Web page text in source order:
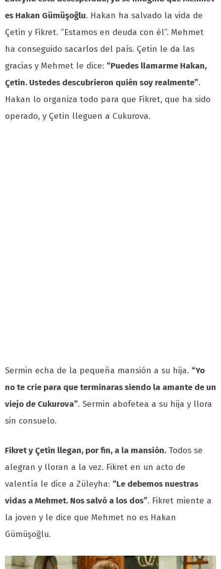
es Hakan Gümüşoğlu. Hakan ha salvado la vida de
Çetin y Fikret. “Estamos en deuda con él”. Mehmet
ha conseguido sacarlos del país. Çetin le da las
gracias y Mehmet le dice: “Puedes llamarme Hakan,
Çetin. Ustedes descubrieron quién soy realmente”.
Hakan lo organiza todo para que Fikret, que ha sido
operado, y Çetin lleguen a Cukurova.
Sermin echa de la pequeña mansión a su hija. “Yo
no te crie para que terminaras siendo la amante de un
viejo de Cukurova”. Sermin abofetea a su hija y llora
sin consuelo.
Fikret y Çetin llegan, por fin, a la mansión. Todos se
alegran y lloran a la vez. Fikret en un acto de
valentía le dice a Züleyha: “Le debemos nuestras
vidas a Mehmet. Nos salvó a los dos”. Fikret miente a
la joven y le dice que Mehmet no es Hakan
Gümüşoğlu.